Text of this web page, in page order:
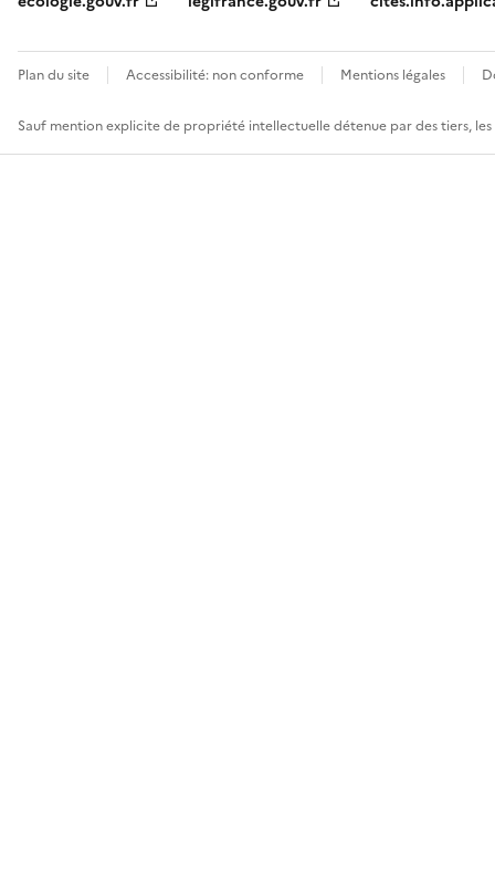
Plan du site Accessibilité: non conforme Mentions légales
Sauf mention explicite de propriété intellectuelle détenue par des tiers,